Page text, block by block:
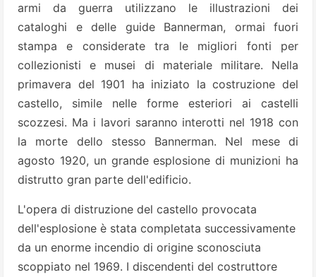
armi da guerra utilizzano le illustrazioni dei
cataloghi e delle guide Bannerman, ormai fuori
stampa e considerate tra le migliori fonti per
collezionisti e musei di materiale militare. Nella
primavera del 1901 ha iniziato la costruzione del
castello, simile nelle forme esteriori ai castelli
scozzesi. Ma i lavori saranno interotti nel 1918 con
la morte dello stesso Bannerman. Nel mese di
agosto 1920, un grande esplosione di munizioni ha
distrutto gran parte dell'edificio.
L'opera di distruzione del castello provocata
dell'esplosione è stata completata successivamente
da un enorme incendio di origine sconosciuta
scoppiato nel 1969. I discendenti del costruttore